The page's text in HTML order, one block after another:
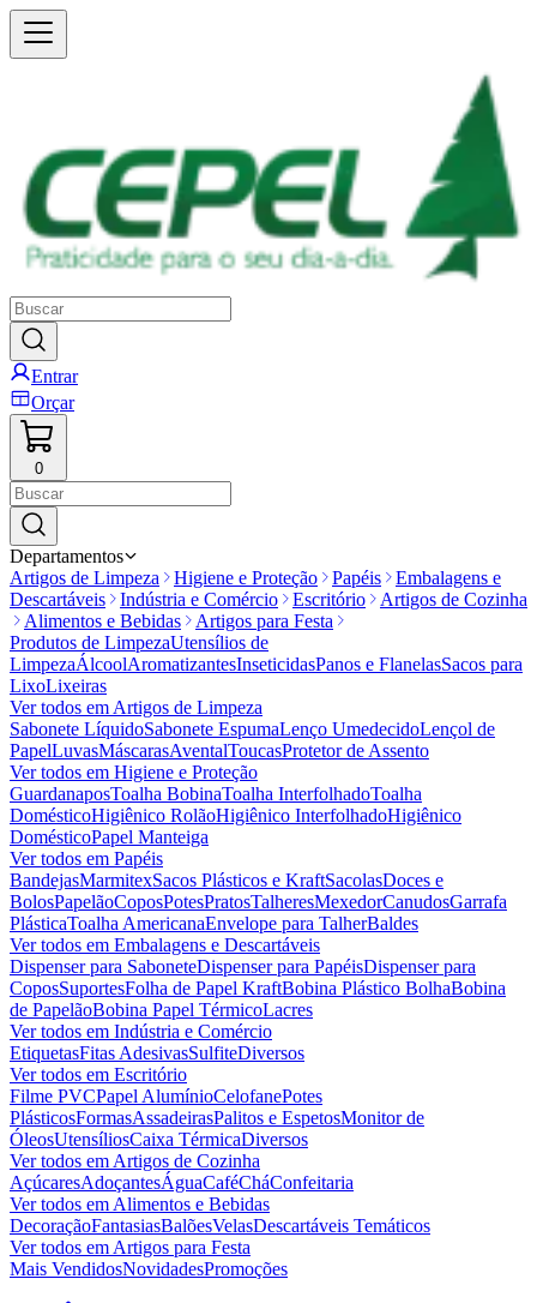
Entrar
Orçar
0
Departamentos
Artigos de Limpeza
Higiene e Proteção Papéis
Embalagens e
Descartáveis
Indústria e Comércio Escritório
Artigos de Cozinha
Alimentos e Bebidas
Artigos para Festa
Produtos de LimpezaUtensílios de
LimpezaÁlcoolAromatizantesInseticidasPanos e FlanelasSacos para
LixoLixeiras
Ver todos em Artigos de Limpeza
Sabonete LíquidoSabonete EspumaLenço UmedecidoLençol de
PapelLuvasMáscarasAventalToucasProtetor de Assento
Ver todos em Higiene e Proteção
GuardanaposToalha BobinaToalha InterfolhadoToalha
DomésticoHigiênico RolãoHigiênico InterfolhadoHigiênico
DomésticoPapel Manteiga
Ver todos em Papéis
BandejasMarmitexSacos Plásticos e KraftSacolasDoces e
BolosPapelãoCoposPotesPratosTalheresMexedorCanudosGarrafa
PlásticaToalha AmericanaEnvelope para TalherBaldes
Ver todos em Embalagens e Descartáveis
Dispenser para SaboneteDispenser para PapéisDispenser para
CoposSuportesFolha de Papel KraftBobina Plástico BolhaBobina
de PapelãoBobina Papel TérmicoLacres
Ver todos em Indústria e Comércio
EtiquetasFitas AdesivasSulfiteDiversos
Ver todos em Escritório
Filme PVCPapel AlumínioCelofanePotes
PlásticosFormasAssadeirasPalitos e EspetosMonitor de
ÓleosUtensíliosCaixa TérmicaDiversos
Ver todos em Artigos de Cozinha
AçúcaresAdoçantesÁguaCaféCháConfeitaria
Ver todos em Alimentos e Bebidas
DecoraçãoFantasiasBalõesVelasDescartáveis Temáticos
Ver todos em Artigos para Festa
Mais VendidosNovidadesPromoções